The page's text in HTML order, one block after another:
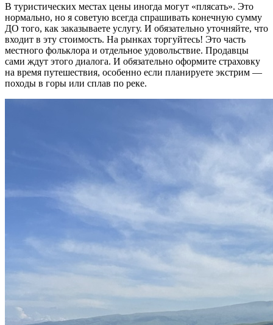
В туристических местах цены иногда могут «плясать». Это
нормально, но я советую всегда спрашивать конечную сумму
ДО того, как заказываете услугу. И обязательно уточняйте, что
входит в эту стоимость. На рынках торгуйтесь! Это часть
местного фольклора и отдельное удовольствие. Продавцы
сами ждут этого диалога. И обязательно оформите страховку
на время путешествия, особенно если планируете экстрим —
походы в горы или сплав по реке.